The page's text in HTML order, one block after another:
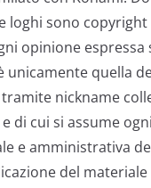
loghi sono
opinione espressa
unicamente quella
nickname
di cui si assume
e amministrativa
del materiale